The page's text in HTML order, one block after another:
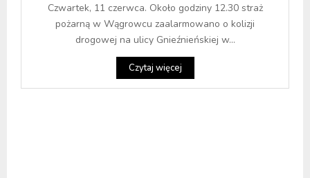
Czwartek, 11 czerwca. Około godziny 12.30 straż
pożarną w Wągrowcu zaalarmowano o kolizji
drogowej na ulicy Gnieźnieńskiej w...
Czytaj więcej